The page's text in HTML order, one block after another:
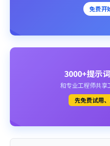
免费开
3000+提示
和专业工程师共享
先免费试用